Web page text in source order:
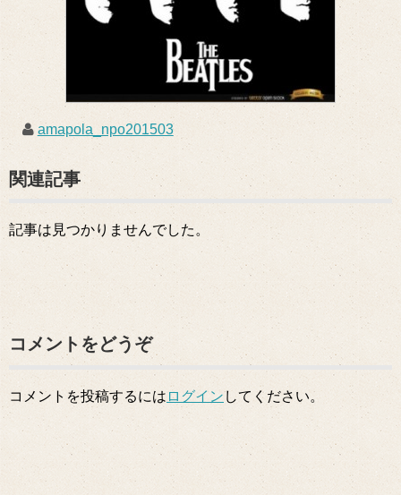
amapola_npo201503
関連記事
記事は見つかりませんでした。
コメントをどうぞ
コメントを投稿するには ログインしてください。